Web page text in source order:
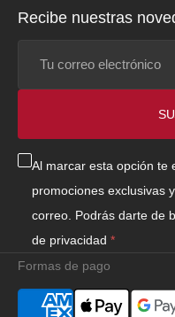
Recibe nuestras
Al marcar esta opción te
promociones exclusivas
correo. Podrás darte de
de privacidad
Formas de pago